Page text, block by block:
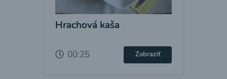
Hrachová kaša
00:25 Zobraziť